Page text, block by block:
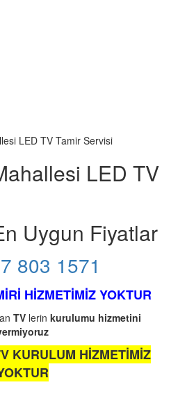
LED TV Tamir Servisi
LED TV
Uygun Fiyatlar
803 1571
HİZMETİMİZ YOKTUR
TVlerin kurulumu hizmetini
KURULUM HİZMETİMİZ